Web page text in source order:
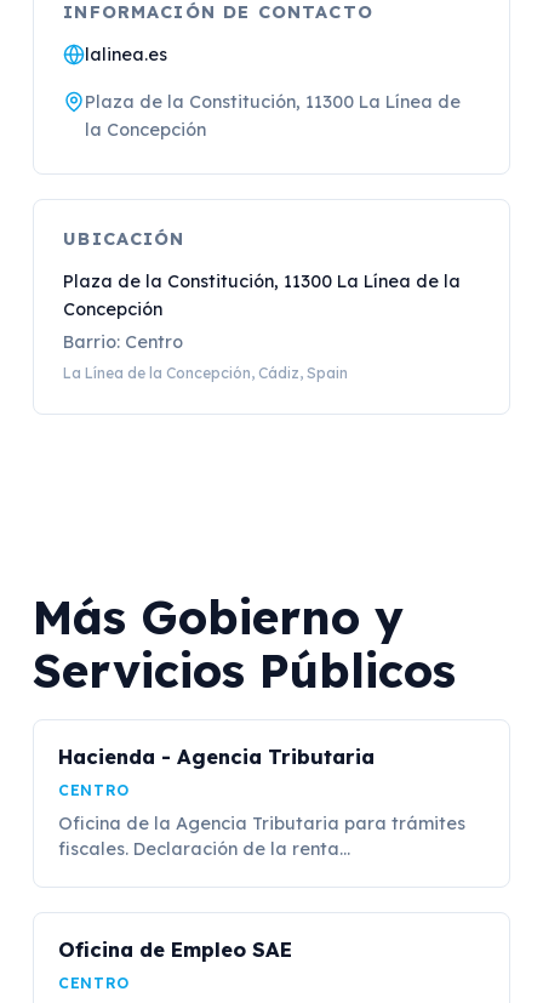
INFORMACIÓN DE CONTACTO
lalinea.es
Plaza de la Constitución, 11300 La Línea de
la Concepción
UBICACIÓN
Plaza de la Constitución, 11300 La Línea de la
Concepción
Barrio: Centro
La Línea de la Concepción, Cádiz, Spain
Más Gobierno y
Servicios Públicos
Hacienda - Agencia Tributaria
CENTRO
Oficina de la Agencia Tributaria para trámites
fiscales. Declaración de la renta...
Oficina de Empleo SAE
CENTRO